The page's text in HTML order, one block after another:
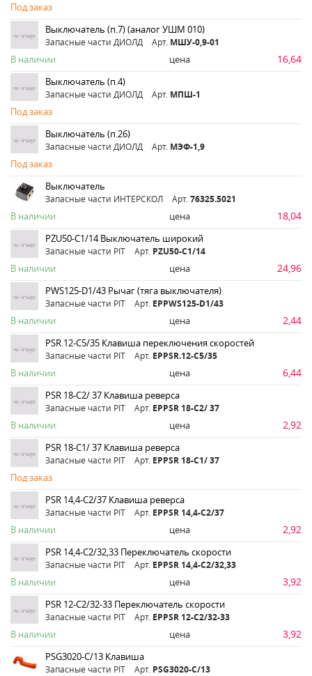
Под заказ
Выключатель (п.7) (аналог УШМ 010)
Запасные части ДИОЛД Арт. МШУ-0,9-01
В наличии цена 16,64
Выключатель (п.4)
Запасные части ДИОЛД Арт. МПШ-1
Под заказ
Выключатель (п.26)
Запасные части ДИОЛД Арт. МЭФ-1,9
Под заказ
Выключатель
Запасные части ИНТЕРСКОЛ Арт. 76325.5021
В наличии цена 18,04
PZU50-C1/14 Выключатель широкий
Запасные части PIT Арт. PZU50-C1/14
В наличии цена 24,96
PWS125-D1/43 Рычаг (тяга выключателя)
Запасные части PIT Арт. ЕРPWS125-D1/43
В наличии цена 2,44
PSR.12-C5/35 Клавиша переключения скоростей
Запасные части PIT Арт. ЕРPSR.12-C5/35
В наличии цена 6,44
PSR 18-C2/ 37 Клавиша реверса
Запасные части PIT Арт. ЕРPSR 18-C2/ 37
В наличии цена 2,92
PSR 18-C1/ 37 Клавиша реверса
Запасные части PIT Арт. ЕРPSR 18-C1/ 37
Под заказ
PSR 14,4-C2/37 Клавиша реверса
Запасные части PIT Арт. ЕРPSR 14,4-C2/37
В наличии цена 2,92
PSR 14,4-C2/32,33 Переключатель скорости
Запасные части PIT Арт. ЕРPSR 14,4-C2/32,33
В наличии цена 3,92
PSR 12-C2/32-33 Переключатель скорости
Запасные части PIT Арт. ЕРPSR 12-C2/32-33
В наличии цена 3,92
PSG3020-C/13 Клавиша
Запасные части PIT Арт. PSG3020-C/13